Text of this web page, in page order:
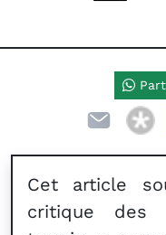
Cet article
critique des